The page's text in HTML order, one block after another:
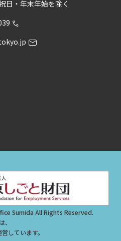
日・年末年始を除く
Sumida All Rights Reserved.
しています。